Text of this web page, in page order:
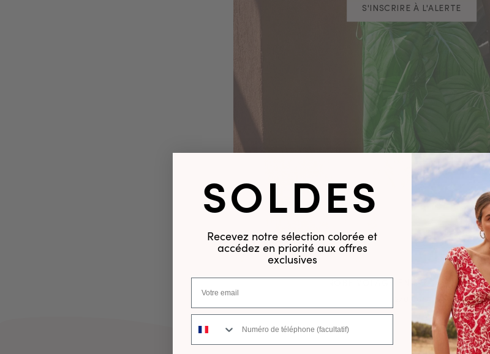
S'INSCRIRE À L'ALERTE
ROBE VOLAGE EN SOIE L'AMAZONIE
SOLDES
Recevez notre sélection colorée et
accédez en priorité aux offres
exclusives
Numéro de téléphone